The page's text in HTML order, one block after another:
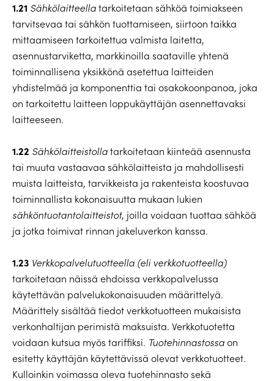
1.21 Sähkölaitteellatarkoitetaan sähköä toimiakseen
tarvitsevaa tai sähkön tuottamiseen, siirtoon taikka
mittaamiseen tarkoitettua valmista laitetta,
asennustarviketta, markkinoilla saataville yhtenä
toiminnallisena yksikkönä asetettua laitteiden
yhdistelmää ja komponenttia tai osakokoonpanoa, joka
on tarkoitettu laitteen loppukäyttäjän asennettavaksi
laitteeseen.
1.22 Sähkölaitteistollatarkoitetaan kiinteää asennusta
tai muuta vastaavaa sähkölaitteista ja mahdollisesti
muista laitteista, tarvikkeista ja rakenteista koostuvaa
toiminnallista kokonaisuutta mukaan lukien
sähköntuotantolaitteistot, joilla voidaan tuottaa sähköä
ja jotka toimivat rinnan jakeluverkon kanssa.
1.23 Verkkopalvelutuotteella (eli verkkotuotteella)
tarkoitetaan näissä ehdoissa verkkopalvelussa
käytettävän palvelukokonaisuuden määrittelyä.
Määrittely sisältää tiedot verkkotuotteen mukaisista
verkonhaltijan perimistä maksuista. Verkkotuotetta
voidaan kutsua myös tariffiksi. Tuotehinnastossaon
esitetty käyttäjän käytettävissä olevat verkkotuotteet.
Kulloinkin voimassa oleva tuotehinnasto sekä